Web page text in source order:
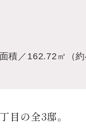
積／162.72㎡（約
目の全3邸。